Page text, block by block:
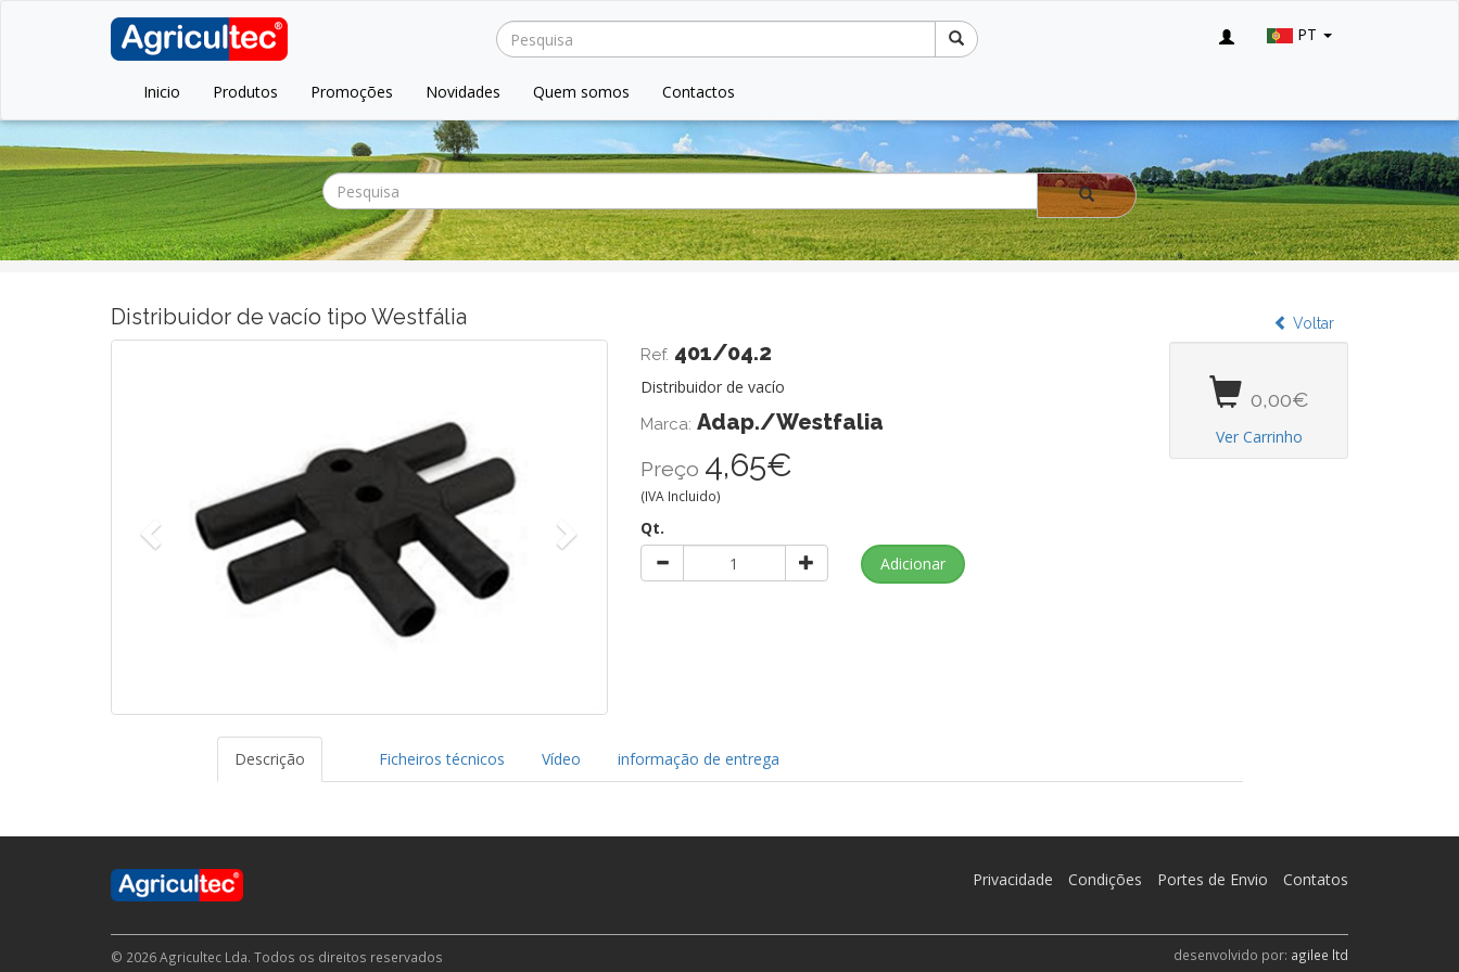
PT
Inicio Produtos Promoções Novidades Quem somos Contactos
Distribuidor de vacío tipo Westfália Voltar
Seguinte
Ref. 401/04.2
Distribuidor de vacío
Marca: Adap./Westfalia
Preço 4,65€
(IVA Incluido)
Qt.
0,00€
Ver Carrinho
Descrição Ficheiros técnicos Vídeo informação de entrega
Privacidade Condições Portes de Envio Contatos
© 2026 Agricultec Lda. Todos os direitos reservados desenvolvido por: agilee ltd